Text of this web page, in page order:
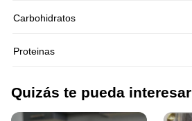
Carbohidratos
Proteinas
Quizás te pueda interesar